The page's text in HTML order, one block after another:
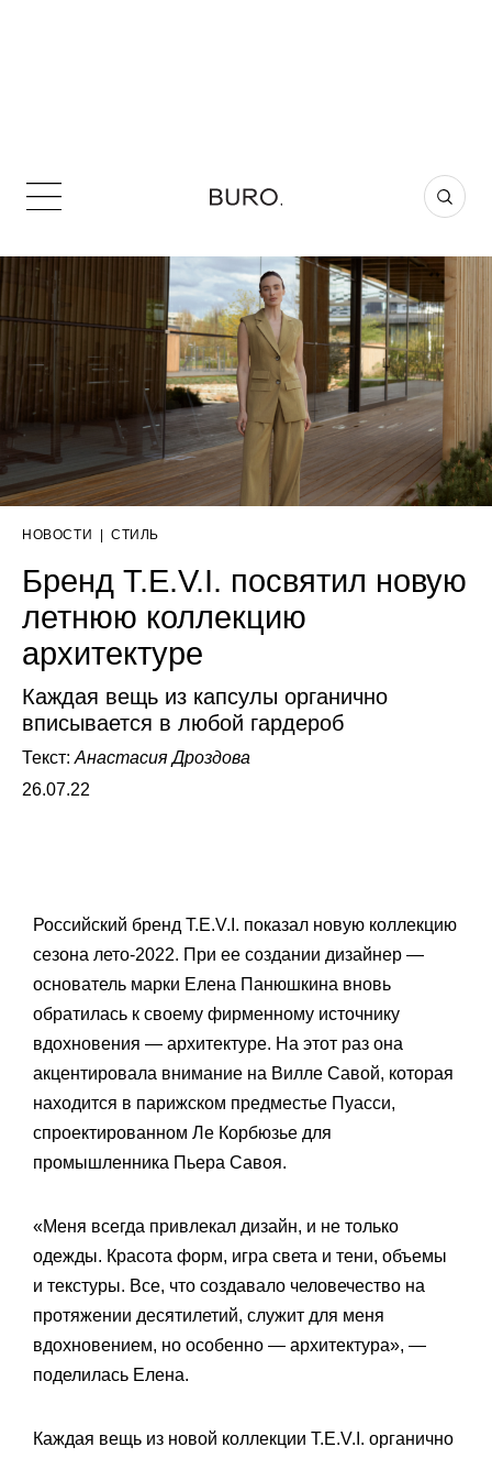
НОВОСТИ СТИЛЬ
Бренд T.E.V.I. посвятил новую
летнюю коллекцию
архитектуре
Каждая вещь из капсулы органично
вписывается в любой гардероб
Текст: Анастасия Дроздова
26.07.22
Российский бренд T.E.V.I. показал новую коллекцию
сезона лето-2022. При ее создании дизайнер —
основатель марки Елена Панюшкина вновь
обратилась к своему фирменному источнику
вдохновения — архитектуре. На этот раз она
акцентировала внимание на Вилле Савой, которая
находится в парижском предместье Пуасси,
спроектированном Ле Корбюзье для
промышленника Пьера Савоя.
«Меня всегда привлекал дизайн, и не только
одежды. Красота форм, игра света и тени, объемы
и текстуры. Все, что создавало человечество на
протяжении десятилетий, служит для меня
вдохновением, но особенно — архитектура», —
поделилась Елена.
Каждая вещь из новой коллекции T.E.V.I. органично